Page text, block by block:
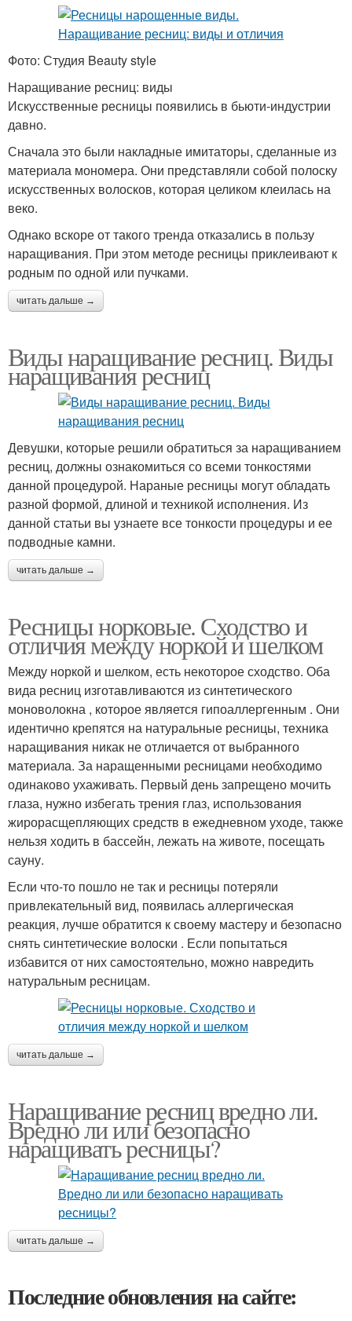
Фото: Студия Beauty style
Наращивание ресниц: виды
Искусственные ресницы появились в бьюти-индустрии
давно.
Сначала это были накладные имитаторы, сделанные из
материала мономера. Они представляли собой полоску
искусственных волосков, которая целиком клеилась на
веко.
Однако вскоре от такого тренда отказались в пользу
наращивания. При этом методе ресницы приклеивают к
родным по одной или пучками.
читать дальше →
Виды наращивание ресниц. Виды
наращивания ресниц
Девушки, которые решили обратиться за наращиванием
ресниц, должны ознакомиться со всеми тонкостями
данной процедурой. Нараные ресницы могут обладать
разной формой, длиной и техникой исполнения. Из
данной статьи вы узнаете все тонкости процедуры и ее
подводные камни.
читать дальше →
Ресницы норковые. Сходство и
отличия между норкой и шелком
Между норкой и шелком, есть некоторое сходство. Оба
вида ресниц изготавливаются из синтетического
моноволокна , которое является гипоаллергенным . Они
идентично крепятся на натуральные ресницы, техника
наращивания никак не отличается от выбранного
материала. За наращенными ресницами необходимо
одинаково ухаживать. Первый день запрещено мочить
глаза, нужно избегать трения глаз, использования
жирорасщепляющих средств в ежедневном уходе, также
нельзя ходить в бассейн, лежать на животе, посещать
сауну.
Если что-то пошло не так и ресницы потеряли
привлекательный вид, появилась аллергическая
реакция, лучше обратится к своему мастеру и безопасно
снять синтетические волоски . Если попытаться
избавится от них самостоятельно, можно навредить
натуральным ресницам.
читать дальше →
Наращивание ресниц вредно ли.
Вредно ли или безопасно
наращивать ресницы?
читать дальше →
Последние обновления на сайте: